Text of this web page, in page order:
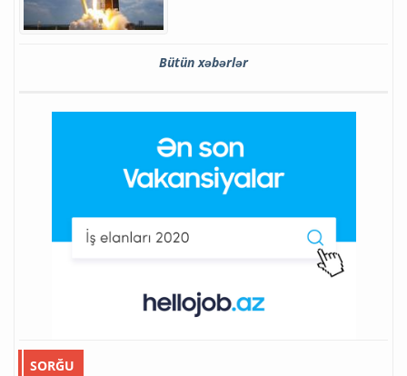
Bütün xəbərlər
SORĞU